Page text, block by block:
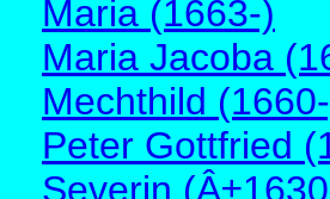
Maria (1663-)
Maria Jacoba
Mechthild
Peter Gottfried
Severin